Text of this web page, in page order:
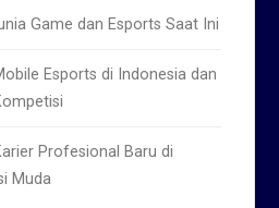
Game dan Esports Saat Ini
Esports di Indonesia dan
Profesional Baru di
Muda